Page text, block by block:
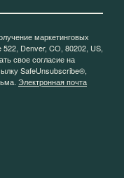
маркетинговых
Denver, CO, 80202, US,
свое согласие на
SafeUnsubscribe®,
Электронная почта